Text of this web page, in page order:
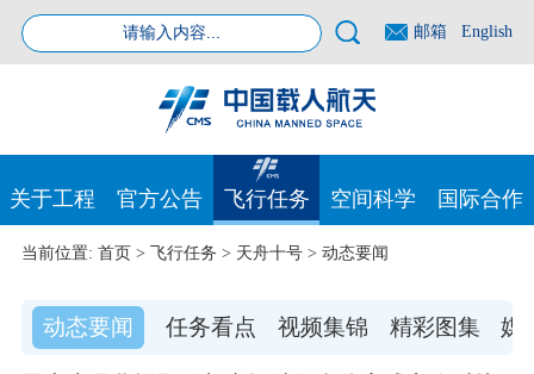
邮箱 English
关于工程 官方公告 飞行任务 空间科学 国际合作
动态要闻 任务看点 视频集锦 精彩图集 媒
当前位置: 首页> 飞行任务 > 天舟十号> 动态要闻